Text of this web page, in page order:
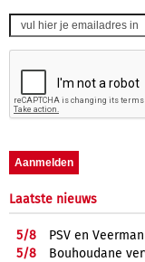
Laatste nieuws
5/8
PSV en
5/8
Bouhoudane